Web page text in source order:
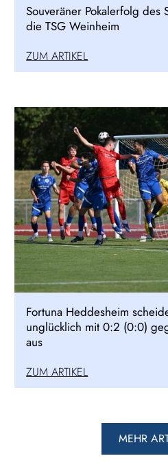
Souveräner Pokalerfolg des
die TSG Weinheim
ZUM ARTIKEL
Fortuna Heddesheim
unglücklich mit 0:2 (0:0)
aus
ZUM ARTIKEL
MEHR